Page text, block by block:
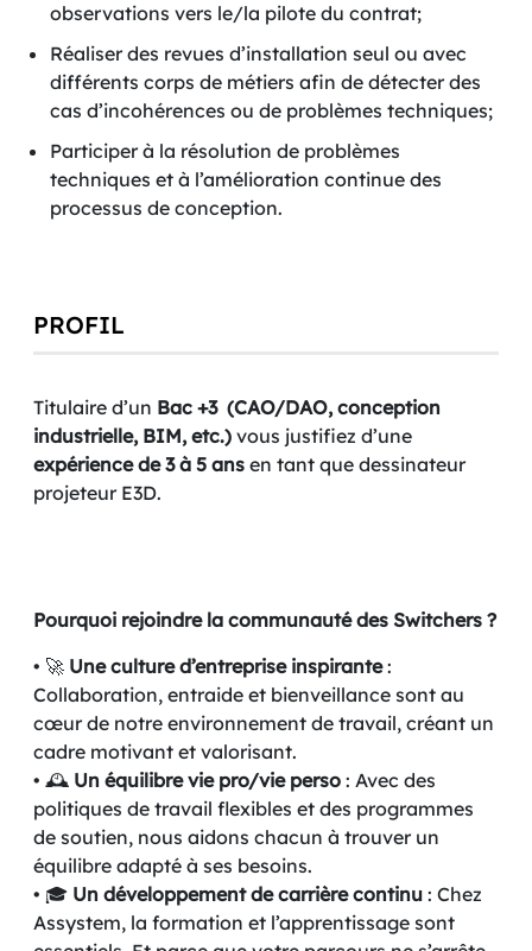
observations vers le/la pilote du contrat;
Réaliser des revues d’installation seul ou avec
différents corps de métiers afin de détecter des
cas d’incohérences ou de problèmes techniques;
Participer à la résolution de problèmes
techniques et à l’amélioration continue des
processus de conception.
PROFIL
Titulaire d’un Bac +3 (CAO/DAO, conception
industrielle, BIM, etc.) vous justifiez d’une
expérience de 3 à 5 ans en tant que dessinateur
projeteur E3D.
Pourquoi rejoindre la communauté des Switchers ?
• 🚀 Une culture d’entreprise inspirante:
Collaboration, entraide et bienveillance sont au
cœur de notre environnement de travail, créant un
cadre motivant et valorisant.
• 🕰️ Un équilibre vie pro/vie perso : Avec des
politiques de travail flexibles et des programmes
de soutien, nous aidons chacun à trouver un
équilibre adapté à ses besoins.
• 🎓 Un développement de carrière continu : Chez
Assystem, la formation et l’apprentissage sont